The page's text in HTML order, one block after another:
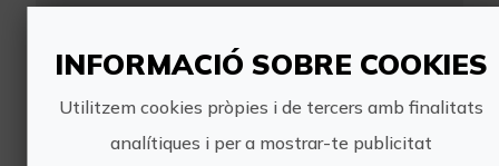
INFORMACIÓ SOBRE COOKIES
Utilitzem cookies pròpies i de tercers amb finalitats
analítiques i per a mostrar-te publicitat